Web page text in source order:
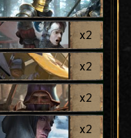
x2
x2
x2
x2